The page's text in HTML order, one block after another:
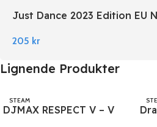
Just Dance 2023 Edition EU
205 kr
Lignende Produkter
STEAM
DJMAX RESPECT V – V